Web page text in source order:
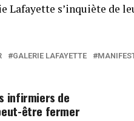
Lafayette s’inquiète de
GALERIE LAFAYETTE
infirmiers de
être fermer